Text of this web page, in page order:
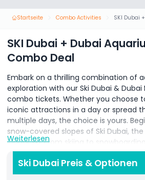
Startseite Combo Activities
SKI Dubai + Dubai
Combo Deal
Embark on a thrilling combination of
exploration with our Ski Dubai & Dubai
combo tickets. Whether you choose
iconic attractions in a day or spread
multiple days, the choice is yours.
snow-covered slopes of Ski Dubai,
indoor ski. From skiing to
for every level. Later, immerse
underwater world of the Dubai Mall
vast array of marine life. Our combo
Weiterlesen
Ski Dubai Preis & Optionen